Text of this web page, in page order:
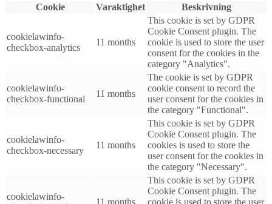
Cookie
Varaktighet Beskrivning
cookielawinfo-
checkbox-analytics
11 months
This cookie is set by GDPR
Cookie Consent plugin. The
cookie is used to store the user
consent for the cookies in the
category "Analytics".
cookielawinfo-
checkbox-functional
11 months
The cookie is set by GDPR
cookie consent to record the
user consent for the cookies in
the category "Functional".
cookielawinfo-
checkbox-necessary
11 months
This cookie is set by GDPR
Cookie Consent plugin. The
cookies is used to store the
user consent for the cookies in
the category "Necessary".
cookielawinfo-
11 months
This cookie is set by GDPR
Cookie Consent plugin. The
cookie is used to store the user